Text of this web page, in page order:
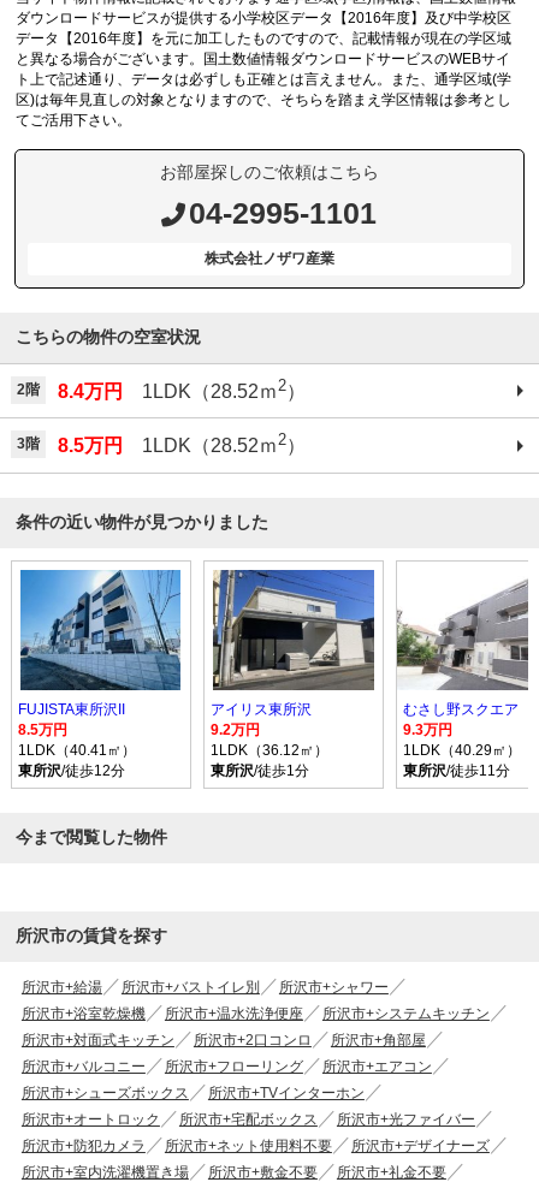
ダウンロードサービスが提供する小学校区データ【2016年度】及び中学校区
データ【2016年度】を元に加工したものですので、記載情報が現在の学区域
と異なる場合がございます。国土数値情報ダウンロードサービスのWEBサイ
ト上で記述通り、データは必ずしも正確とは言えません。また、通学区域(学
区)は毎年見直しの対象となりますので、そちらを踏まえ学区情報は参考とし
てご活用下さい。
お部屋探しのご依頼はこちら
04-2995-1101
株式会社ノザワ産業
こちらの物件の空室状況
2階 8.4万円 1LDK（28.52ｍ2）
3階 8.5万円 1LDK（28.52ｍ2）
条件の近い物件が見つかりました
FUJISTA東所沢II
8.5万円
1LDK（40.41㎡）
東所沢/徒歩12分
アイリス東所沢
9.2万円
1LDK（36.12㎡）
東所沢/徒歩1分
むさし野スクエア
9.3万円
1LDK（40.29㎡）
東所沢/徒歩11分
今まで閲覧した物件
所沢市の賃貸を探す
所沢市+給湯 所沢市+バストイレ別
所沢市+シャワー
所沢市+浴室乾燥機
所沢市+温水洗浄便座
所沢市+システムキッチン
所沢市+対面式キッチン
所沢市+2口コンロ
所沢市+角部屋
所沢市+バルコニー
所沢市+フローリング
所沢市+エアコン
所沢市+シューズボックス
所沢市+TVインターホン
所沢市+オートロック
所沢市+宅配ボックス
所沢市+光ファイバー
所沢市+防犯カメラ
所沢市+ネット使用料不要
所沢市+デザイナーズ
所沢市+室内洗濯機置き場
所沢市+敷金不要
所沢市+礼金不要